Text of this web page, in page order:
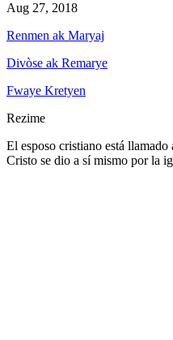
Aug 27, 2018
Renmen ak Maryaj
Divòse ak Remarye
Fwaye Kretyen
Rezime
El esposo cristiano está
Cristo se dio a sí mismo por la